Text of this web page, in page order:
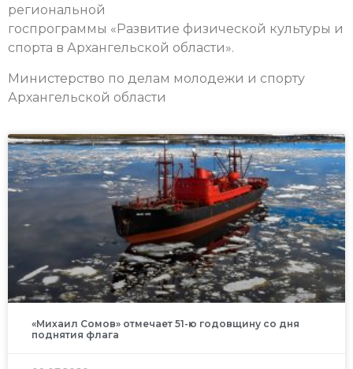
региональной
госпрограммы «Развитие физической культуры и
спорта в Архангельской области».
Министерство по делам молодежи и спорту
Архангельской области
«Михаил Сомов» отмечает 51-ю годовщину со дня
поднятия флага